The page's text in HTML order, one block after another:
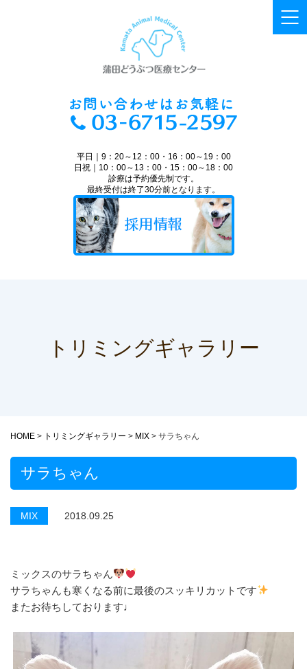
平日｜9：20～12：00・16：00～19：00
日祝｜10：00～13：00・15：00～18：00
診療は予約優先制です。
最終受付は終了30分前となります。
トリミングギャラリー
HOME > トリミングギャラリー > MIX > サラちゃん
サラちゃん
MIX 2018.09.25
ミックスのサラちゃん
サラちゃんも寒くなる前に最後のスッキリカットです
またお待ちしております♩